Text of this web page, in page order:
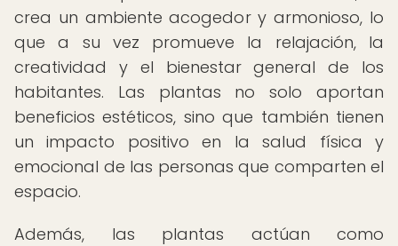
crea un ambiente acogedor y armonioso, lo
que a su vez promueve la relajación, la
creatividad y el bienestar general de los
habitantes. Las plantas no solo aportan
beneficios estéticos, sino que también tienen
un impacto positivo en la salud física y
emocional de las personas que comparten el
espacio.
Además, las plantas actúan como